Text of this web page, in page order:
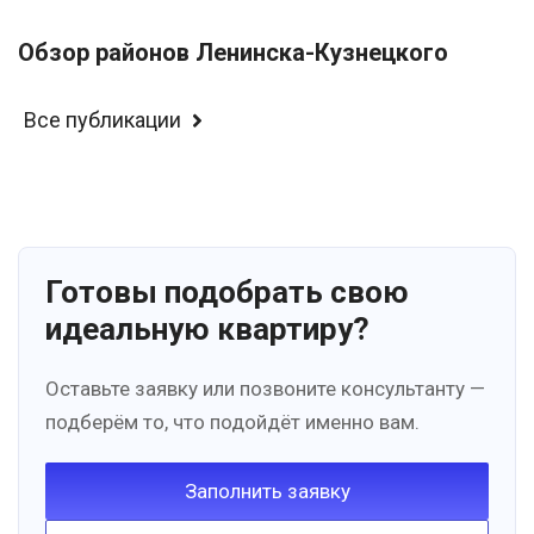
Обзор районов Ленинска-Кузнецкого
Все публикации
Готовы подобрать свою
идеальную квартиру?
Оставьте заявку или позвоните консультанту —
подберём то, что подойдёт именно вам.
Заполнить заявку